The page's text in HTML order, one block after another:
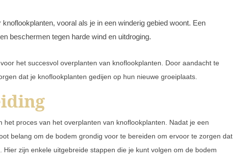
vooral als je in een winderig gebied woont. Een
beschermen tegen harde wind en uitdroging.
het succesvol overplanten van knoflookplanten. Door aandacht te
dat je knoflookplanten gedijen op hun nieuwe groeiplaats.
het proces van het overplanten van knoflookplanten. Nadat je een
belang om de bodem grondig voor te bereiden om ervoor te zorgen dat
zijn enkele uitgebreide stappen die je kunt volgen om de bodem